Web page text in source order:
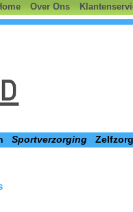
Over Ons
Sportverzorging